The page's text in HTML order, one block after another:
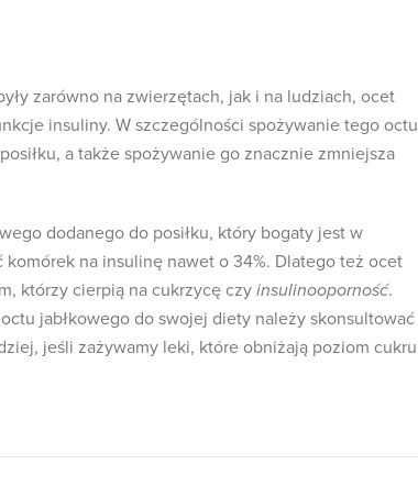
zarówno na zwierzętach, jak i na ludziach, ocet
insuliny. W szczególności spożywanie tego octu
a także spożywanie go znacznie zmniejsza
dodanego do posiłku, który bogaty jest w
na insulinę nawet o 34%. Dlatego też ocet
którzy cierpią na cukrzycę czyinsulinooporność.
jabłkowego do swojej diety należy skonsultować
jeśli zażywamy leki, które obniżają poziom cukru